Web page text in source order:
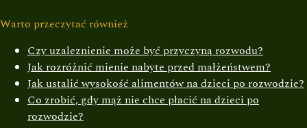
Warto przeczytać również
Czy uzaleznienie może być przyczyną rozwodu?
Jak rozróżnić mienie nabyte przed małżeństwem?
Jak ustalić wysokość alimentów na dzieci po rozwodzie?
Co zrobić, gdy mąż nie chce płacić na dzieci po
rozwodzie?